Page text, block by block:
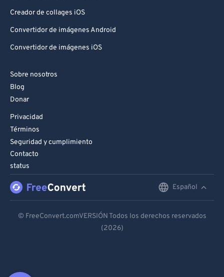
Creador de collages iOS
Convertidor de imágenes Android
Convertidor de imágenes iOS
Sobre nosotros
Blog
Donar
Privacidad
Términos
Seguridad y cumplimiento
Contacto
status
Español
Español
© FreeConvert.comVERSIÓN Todos los derechos reservados
(2026)